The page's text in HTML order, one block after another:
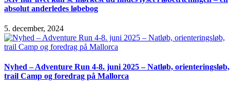
absolut anderledes løbebog
5. december, 2024
Nyhed – Adventure Run 4-8. juni 2025 – Natløb, orienteringsløb,
trail Camp og foredrag på Mallorca